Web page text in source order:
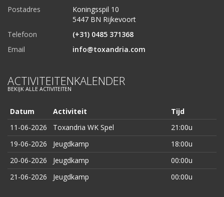
Postadres
Koningsspil 10
5447 BN Rijkevoort
Telefoon
(+31) 0485 371368
Email
info@toxandria.com
ACTIVITEITENKALENDER
BEKIJK ALLE ACTIVITEITEN
Datum Activiteit
Tijd
11-06-2026
Toxandria WK Spel
21:00u
19-06-2026
Jeugdkamp
18:00u
20-06-2026
Jeugdkamp
00:00u
21-06-2026
Jeugdkamp 00:00u